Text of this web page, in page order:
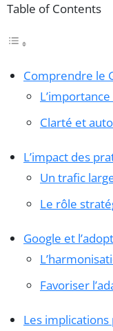
Table of Contents
Comprendre le
Clarté et
L’impact des
Un trafic
Le rôle
Google et
Favoriser
Les